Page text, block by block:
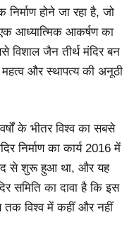
होने जा रहा है, जो
आध्यात्मिक आकर्षण का
विशाल जैन तीर्थ मंदिर बन
और स्थापत्य की अनूठी
के भीतर विश्व का सबसे
निर्माण का कार्य 2016 में
से शुरू हुआ था, और यह
समिति का दावा है कि इस
तक विश्व में कहीं और नहीं